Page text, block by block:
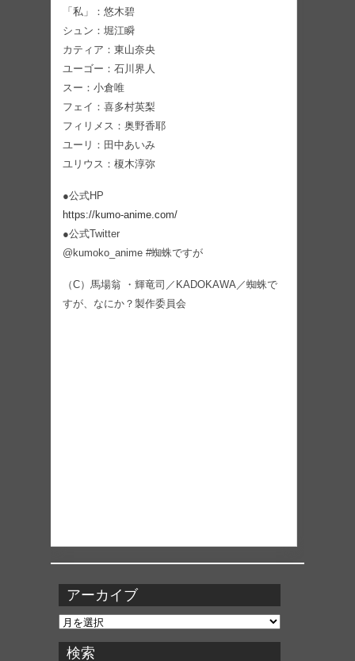
「私」：悠木碧
シュン：堀江瞬
カティア：東山奈央
ユーゴー：石川界人
スー：小倉唯
フェイ：喜多村英梨
フィリメス：奥野香耶
ユーリ：田中あいみ
ユリウス：榎木淳弥
●公式HP
https://kumo-anime.com/
●公式Twitter
@kumoko_anime #蜘蛛ですが
（C）馬場翁 ・輝竜司／KADOKAWA／蜘蛛で
すが、なにか？製作委員会
アーカイブ
ア
カ検索